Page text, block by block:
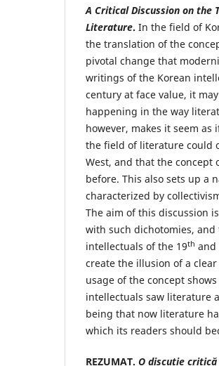
A Critical Discussion on the
Literature. In the field of
the translation of the
pivotal change that
writings of the Korean
century at face value, it
happening in the way
however, makes it seem
the field of literature could
West, and that the concept
before. This also sets up a
characterized by
The aim of this discussion
with such dichotomies,
intellectuals of the 19th and
create the illusion of a
usage of the concept
intellectuals saw literature
being that now literature
which its readers should
REZUMAT. O discuție critică